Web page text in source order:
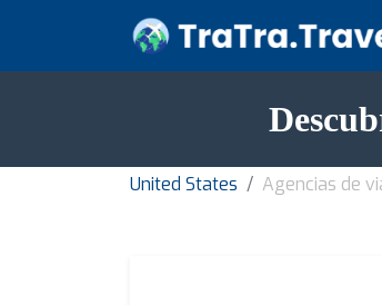
United States Agencias de